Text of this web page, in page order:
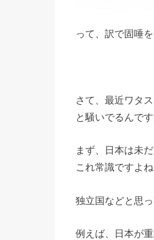
って、訳で固唾
さて、最近ワタ
と騒いでるんです
まず、日本は未
これ常識ですよね
独立国などと思
例えば、日本が